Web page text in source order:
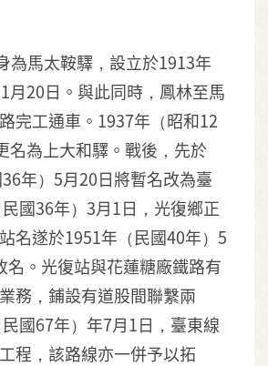
為馬太鞍驛，設立於1913年
月20日。與此同時，鳳林至馬
完工通車。1937年（昭和12
名為上大和驛。戰後，先於
年）5月20日將暫名改為臺
國36年）3月1日，光復鄉正
名遂於1951年（民國40年）5
名。光復站與花蓮糖廠鐵路有
務，鋪設有道股間聯繫兩
國67年）年7月1日，臺東線
程，該路線亦一併予以拓